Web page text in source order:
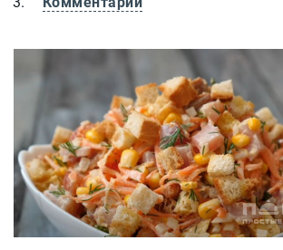
Салат из кукурузы и корейской моркови